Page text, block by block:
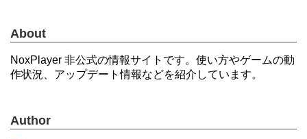
About
NoxPlayer 非公式の情報サイトです。使い方やゲームの動
作状況、アップデート情報などを紹介しています。
Author